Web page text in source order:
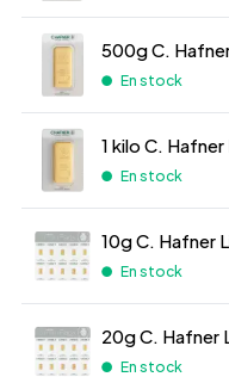
500g C.
En stock
1 kilo C.
En stock
10g C. Hafner
En stock
20g C. Hafner
En stock